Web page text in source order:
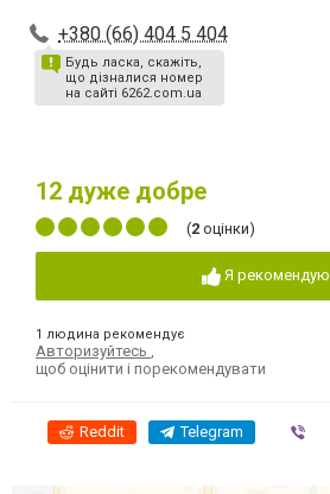
+380 (66) 404 5 404
Будь ласка, скажіть,
що дізналися номер
на сайті 6262.com.ua
12 дуже добре
(2 оцінки)
Я рекомендую
1 людина рекомендує
Авторизуйтесь
щоб оцінити і порекомендувати
Reddit Telegram